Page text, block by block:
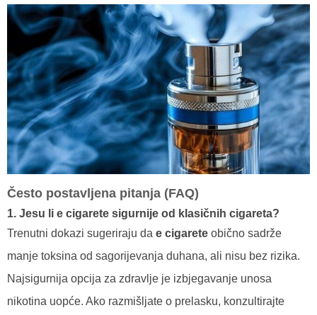
Često postavljena pitanja (FAQ)
1. Jesu li e cigarete sigurnije od klasičnih cigareta?
Trenutni dokazi sugeriraju da e cigarete obično sadrže
manje toksina od sagorijevanja duhana, ali nisu bez rizika.
Najsigurnija opcija za zdravlje je izbjegavanje unosa
nikotina uopće. Ako razmišljate o prelasku, konzultirajte